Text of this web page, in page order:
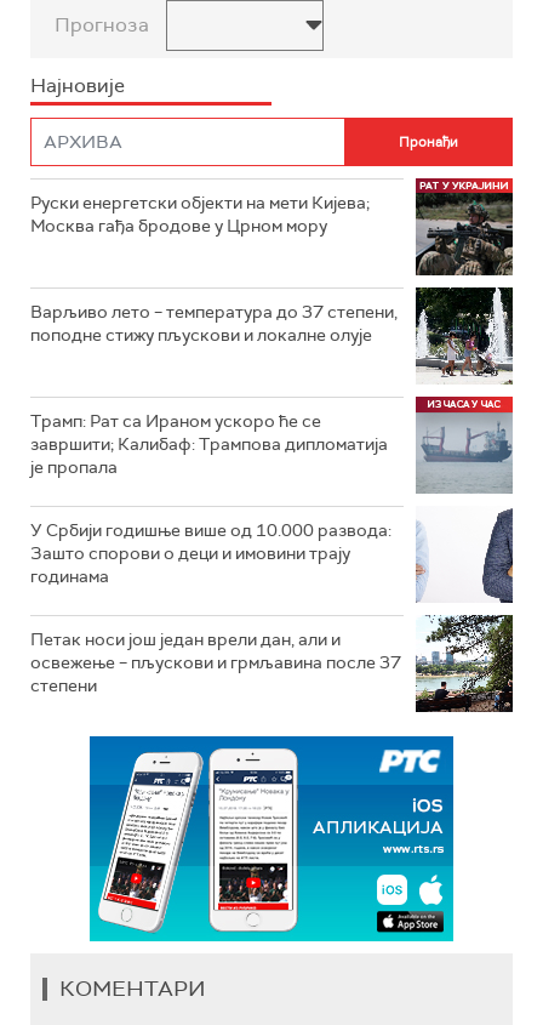
Прогноза
Најновије
Руски енергетски објекти на мети Кијева;
Москва гађа бродове у Црном мору
Варљиво лето – температура до 37 степени,
поподне стижу пљускови и локалне олује
Трамп: Рат са Ираном ускоро ће се
завршити; Калибаф: Трампова дипломатија
је пропала
У Србији годишње више од 10.000 развода:
Зашто спорови о деци и имовини трају
годинама
Петак носи још један врели дан, али и
освежење – пљускови и грмљавина после 37
степени
КОМЕНТАРИ